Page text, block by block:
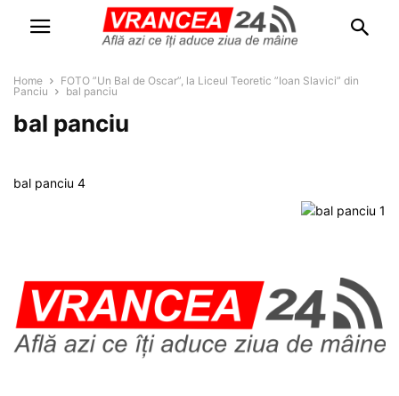
Home
FOTO ”Un Bal de Oscar”, la Liceul Teoretic ”Ioan Slavici” din
Panciu
bal panciu
bal panciu
bal panciu 4